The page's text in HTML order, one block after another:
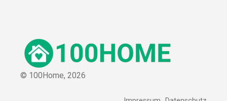
© 100Home, 2026